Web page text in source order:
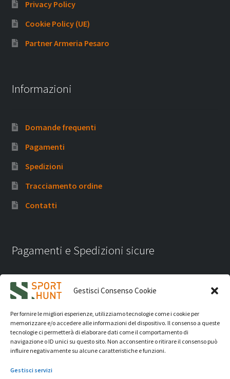
Gestisci Consenso Cookie
Per fornire le migliori esperienze, utilizziamo tecnologie come i cookie per
memorizzare e/o accedere alle informazioni del dispositivo. Il consenso a queste
tecnologie ci permetterà di elaborare dati come il comportamento di
navigazione o ID unici su questo sito. Non acconsentire o ritirare il consenso può
influire negativamente su alcune caratteristiche e funzioni.
Gestisci servizi
Privacy Policy
Cookie Policy (UE)
Partner Armeria Pesaro
Informazioni
Domande frequenti
Pagamenti
Spedizioni
Tracciamento ordine
Contatti
Pagamenti e Spedizioni sicure